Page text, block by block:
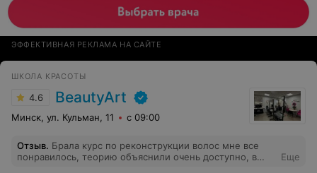
ЭФФЕКТИВНАЯ РЕКЛАМА НА САЙТЕ
ШКОЛА КРАСОТЫ
4.6 BeautyArt
Минск, ул. Кульман, 11 с 09:00
Отзыв. Брала курс по реконструкции волос мне все
понравилось, теорию объяснили очень доступно, в
Еще